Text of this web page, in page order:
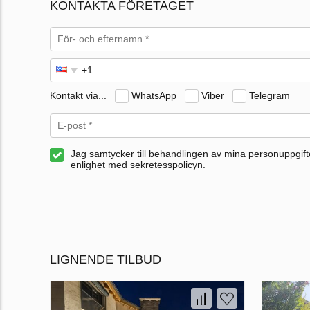
KONTAKTA FÖRETAGET
Kontakt via... WhatsApp Viber Telegram
Jag samtycker till behandlingen av mina
enlighet med sekretesspolicyn.
LIGNENDE TILBUD